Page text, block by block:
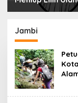
Menyimpan
Jambi